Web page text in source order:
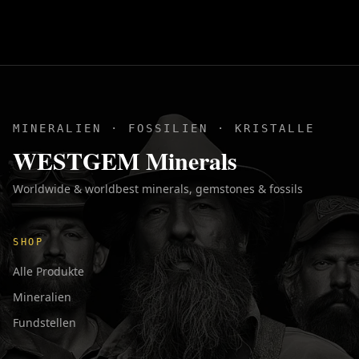
MINERALIEN · FOSSILIEN · KRISTALLE
WESTGEM Minerals
Worldwide & worldbest minerals, gemstones & fossils
SHOP
Alle Produkte
Mineralien
Fundstellen